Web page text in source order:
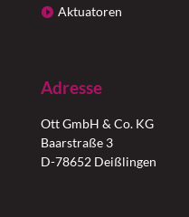
Aktuatoren
Adresse
Ott GmbH & Co. KG
Baarstraße 3
D-78652 Deißlingen